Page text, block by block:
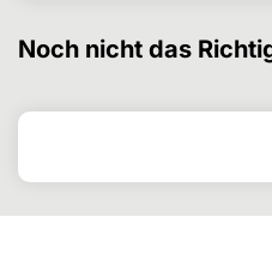
Noch nicht das
Search for